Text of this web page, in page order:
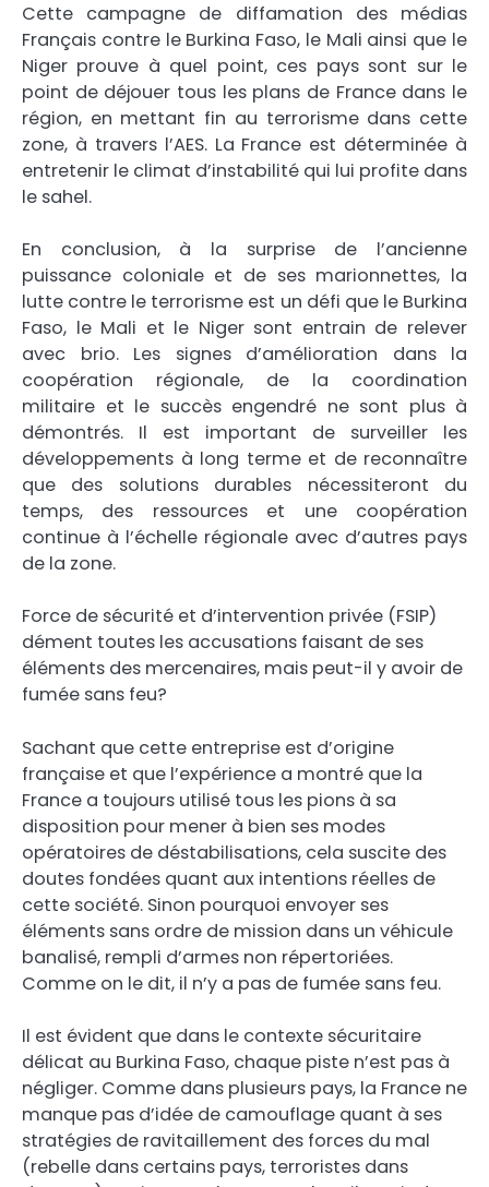
Cette campagne de diffamation des médias
Français contre le Burkina Faso, le Mali ainsi que le
Niger prouve à quel point, ces pays sont sur le
point de déjouer tous les plans de France dans le
région, en mettant fin au terrorisme dans cette
zone, à travers l’AES. La France est déterminée à
entretenir le climat d’instabilité qui lui profite dans
le sahel.
En conclusion, à la surprise de l’ancienne
puissance coloniale et de ses marionnettes, la
lutte contre le terrorisme est un défi que le Burkina
Faso, le Mali et le Niger sont entrain de relever
avec brio. Les signes d’amélioration dans la
coopération régionale, de la coordination
militaire et le succès engendré ne sont plus à
démontrés. Il est important de surveiller les
développements à long terme et de reconnaître
que des solutions durables nécessiteront du
temps, des ressources et une coopération
continue à l’échelle régionale avec d’autres pays
de la zone.
Force de sécurité et d’intervention privée (FSIP)
dément toutes les accusations faisant de ses
éléments des mercenaires, mais peut-il y avoir de
fumée sans feu?
Sachant que cette entreprise est d’origine
française et que l’expérience a montré que la
France a toujours utilisé tous les pions à sa
disposition pour mener à bien ses modes
opératoires de déstabilisations, cela suscite des
doutes fondées quant aux intentions réelles de
cette société. Sinon pourquoi envoyer ses
éléments sans ordre de mission dans un véhicule
banalisé, rempli d’armes non répertoriées.
Comme on le dit, il n’y a pas de fumée sans feu.
Il est évident que dans le contexte sécuritaire
délicat au Burkina Faso, chaque piste n’est pas à
négliger. Comme dans plusieurs pays, la France ne
manque pas d’idée de camouflage quant à ses
stratégies de ravitaillement des forces du mal
(rebelle dans certains pays, terroristes dans